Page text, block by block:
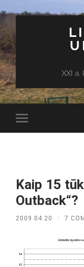
XXI
Toggle
mobile
Kaip 15
Outback“?
2009.04.20 / 7